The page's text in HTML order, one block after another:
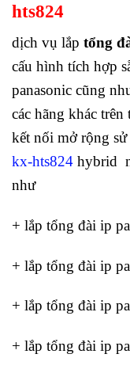
hts824
dịch vụ lắp tổng
cấu hình tích hợp
panasonic cũng
các hãng khác
kết nối mở rộng
kx-hts824 hybrid
như
+ lắp tổng đài ip
+ lắp tổng đài ip
+ lắp tổng đài ip
+ lắp tổng đài ip